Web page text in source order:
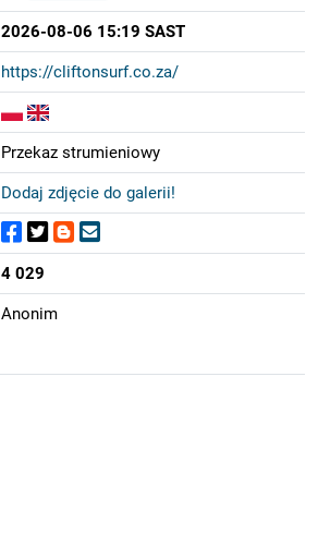
2026-08-06 15:19 SAST
https://cliftonsurf.co.za/
Przekaz strumieniowy
Dodaj zdjęcie do galerii!
4 029
Anonim